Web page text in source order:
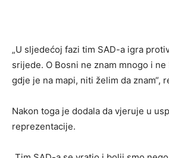
„U sljedećoj fazi tim SAD-a igra
srijede. O Bosni ne znam mnogo i
gdje je na mapi, niti želim da znam“,
Nakon toga je dodala da vjeruje u
reprezentacije.